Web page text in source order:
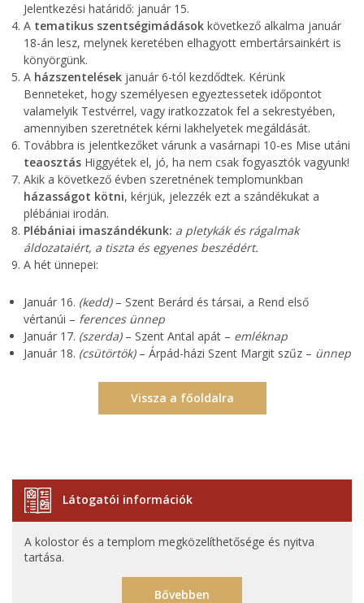
Jelentkezési határidő: január 15.
A tematikus szentségimádások következő alkalma január
18-án lesz, melynek keretében elhagyott embertársainkért is
könyörgünk.
A házszentelések január 6-tól kezdődtek. Kérünk
Benneteket, hogy személyesen egyeztessetek időpontot
valamelyik Testvérrel, vagy iratkozzatok fel a sekrestyében,
amennyiben szeretnétek kérni lakhelyetek megáldását.
Továbbra is jelentkezőket várunk a vasárnapi 10-es Mise utáni
teaosztás Higgyétek el, jó, ha nem csak fogyasztók vagyunk!
Akik a következő évben szeretnének templomunkban
házasságot kötni, kérjük, jelezzék ezt a szándékukat a
plébániai irodán.
Plébániai imaszándékunk: a pletykák és rágalmak
áldozataiért, a tiszta és egyenes beszédért.
A hét ünnepei:
Január 16. (kedd)– Szent Berárd és társai, a Rend első
vértanúi – ferences ünnep
Január 17. (szerda)– Szent Antal apát – emléknap
Január 18. (csütörtök)– Árpád-házi Szent Margit szűz – ünnep
Vissza a főoldalra
Látogatói információk
A kolostor és a templom megközelíthetősége és nyitva
tartása.
Bővebben